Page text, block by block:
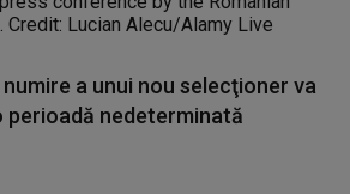
numire a unui nou selecţioner va
perioadă nedeterminată